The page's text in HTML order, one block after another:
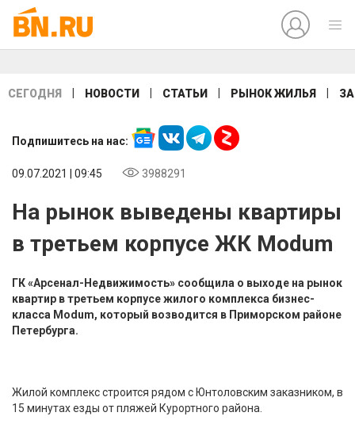
СЕГОДНЯ НОВОСТИ СТАТЬИ РЫНОК ЖИЛЬЯ
Подпишитесь на нас:
09.07.2021 | 09:45 3988291
На рынок выведены квартиры
в третьем корпусе ЖК Modum
ГК «Арсенал-Недвижимость» сообщила о выходе на рынок
квартир в третьем корпусе жилого комплекса бизнес-
класса Modum, который возводится в Приморском районе
Петербурга.
Жилой комплекс строится рядом с Юнтоловским заказником, в
15 минутах езды от пляжей Курортного района.